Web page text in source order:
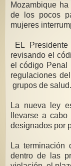
Mozambique
de los pocos
mujeres
EL
revisando el
el código
regulaciones
grupos de salud.
La nueva ley
llevarse a
designados por
La
dentro de las